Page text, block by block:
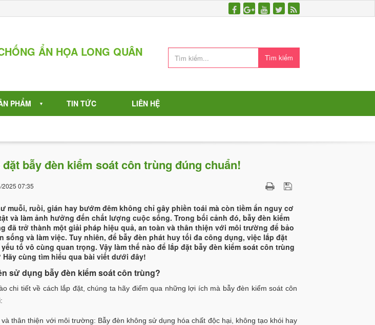
ẨN HỌA LONG QUÂN Tìm kiếm
PHẨM ▼ TIN TỨC LIÊN HỆ
đặt bẫy đèn kiểm soát côn trùng đúng chuẩn!
2025 07:35
muỗi, ruồi, gián hay bướm đêm không chỉ gây phiền toái mà còn tiềm ẩn nguy cơ
và làm ảnh hưởng đến chất lượng cuộc sống. Trong bối cảnh đó, bẫy đèn kiểm
đã trở thành một giải pháp hiệu quả, an toàn và thân thiện với môi trường để bảo
sống và làm việc. Tuy nhiên, để bẫy đèn phát huy tối đa công dụng, việc lắp đặt
tố vô cùng quan trọng. Vậy làm thế nào để lắp đặt bẫy đèn kiểm soát côn trùng
cùng tìm hiểu qua bài viết dưới đây!
sử dụng bẫy đèn kiểm soát côn trùng?
chi tiết về cách lắp đặt, chúng ta hãy điểm qua những lợi ích mà bẫy đèn kiểm soát côn
và thân thiện với môi trường: Bẫy đèn không sử dụng hóa chất độc hại, không tạo khói hay